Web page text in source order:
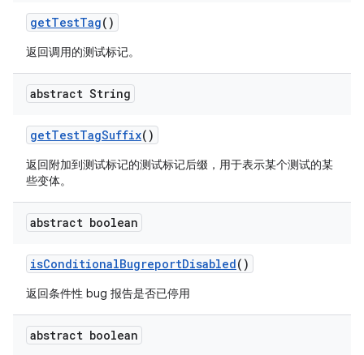
getTestTag()
返回调用的测试标记。
abstract String
getTestTagSuffix()
返回附加到测试标记的测试标记后缀，用于表示某个测试的某
些变体。
abstract boolean
isConditionalBugreportDisabled()
返回条件性 bug 报告是否已停用
abstract boolean